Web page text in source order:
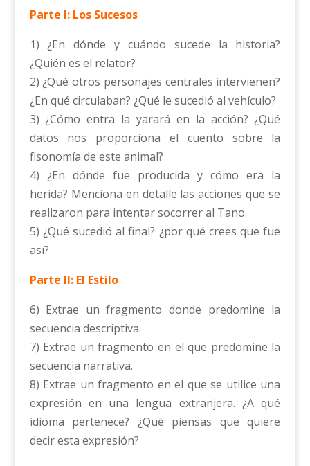
Parte I: Los Sucesos
1) ¿En dónde y cuándo sucede la historia?
¿Quién es el relator?
2) ¿Qué otros personajes centrales intervienen?
¿En qué circulaban? ¿Qué le sucedió al vehículo?
3) ¿Cómo entra la yarará en la acción? ¿Qué
datos nos proporciona el cuento sobre la
fisonomía de este animal?
4) ¿En dónde fue producida y cómo era la
herida? Menciona en detalle las acciones que se
realizaron para intentar socorrer al Tano.
5) ¿Qué sucedió al final? ¿por qué crees que fue
así?
Parte II: El Estilo
6) Extrae un fragmento donde predomine la
secuencia descriptiva.
7) Extrae un fragmento en el que predomine la
secuencia narrativa.
8) Extrae un fragmento en el que se utilice una
expresión en una lengua extranjera. ¿A qué
idioma pertenece? ¿Qué piensas que quiere
decir esta expresión?